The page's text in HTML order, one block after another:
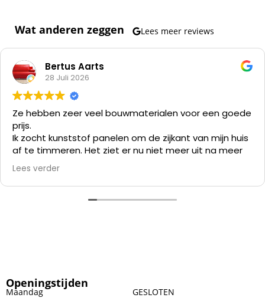
Wat anderen zeggen Lees meer reviews
Bertus Aarts
28 Juli 2026
Ze hebben zeer veel bouwmaterialen voor een goede
prijs.
Ik zocht kunststof panelen om de zijkant van mijn huis
af te timmeren. Het ziet er nu niet meer uit na meer
dan 35 jaar en verven kost me meer tijd dan alles er
af slopen en die kunststof panelen er op zetten.
Lees verder
Openingstijden
Maandag
GESLOTEN